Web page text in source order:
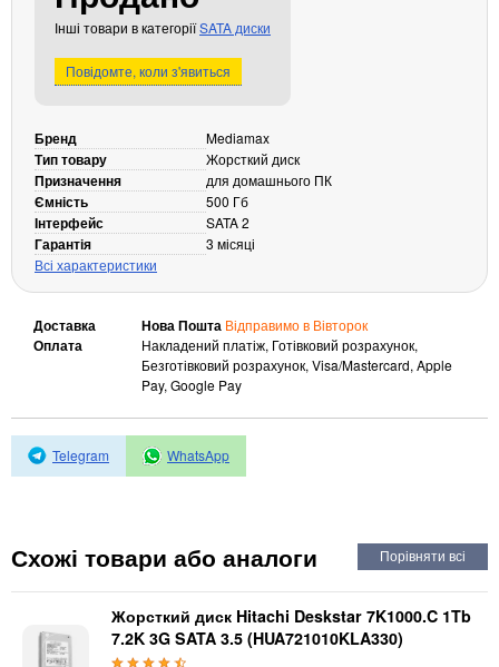
Кабелі та роз'єми
Аксесуари
Павербанки
Кабелі, роз'єми, перехідники
Аксесуари для ноутбуків
Акумулятори
Зовнішні блоки живлення
Монітори
Клавіатури, миші, комплекти
Відеоспостереження
Автономне живлення
Акумулятори для ДБЖ
Інші товари в категоріїSATA диски
Повідомте, коли з'явиться
Бренд Mediamax
Тип товару Жорсткий диск
Призначення для домашнього ПК
Ємність 500 Гб
Інтерфейс SATA 2
Гарантія
3 місяці
Всі характеристики
Доставка Нова Пошта Відправимо в Вівторок
Оплата
Накладений платіж, Готівковий розрахунок,
Безготівковий розрахунок, Visa/Mastercard, Apple
Pay, Google Pay
Telegram WhatsApp
Схожі товари або аналоги
Жорсткий диск Hitachi Deskstar 7K1000.C 1Tb
7.2K 3G SATA 3.5 (HUA721010KLA330)